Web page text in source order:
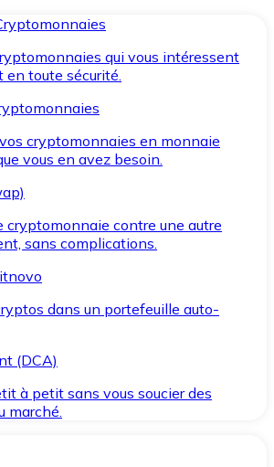
qui vous intéressent
toute sécurité.
cryptomonnaies en monnaie
vous en avez besoin.
cryptomonnaie contre une autre
sans complications.
dans un portefeuille auto-
(DCA)
à petit sans vous soucier des
marché.